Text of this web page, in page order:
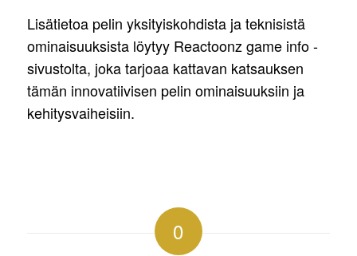
Lisätietoa pelin yksityiskohdista ja teknisistä
ominaisuuksista löytyy Reactoonz game info -
sivustolta, joka tarjoaa kattavan katsauksen
tämän innovatiivisen pelin ominaisuuksiin ja
kehitysvaiheisiin.
0